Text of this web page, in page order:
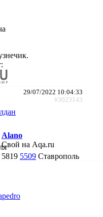
29/07/2022 10:04:33
#3023143
Alano
Свой на Aqa.ru
5819 5509 Ставрополь